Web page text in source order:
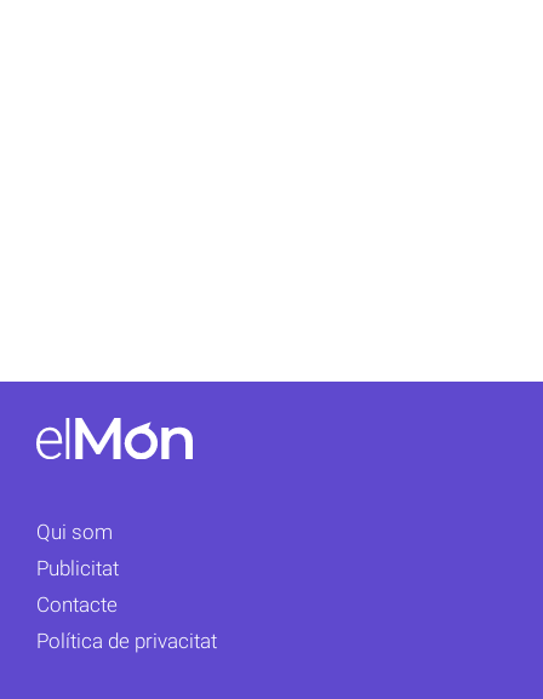
Qui som
Publicitat
Contacte
Política de privacitat